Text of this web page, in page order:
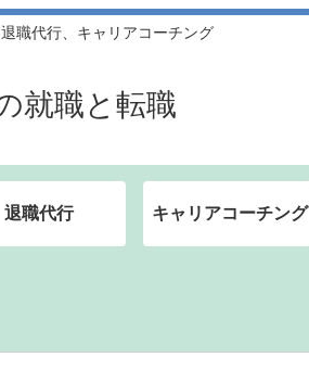
職代行、キャリアコーチング
就職と転職
退職代行 キャリアコーチング